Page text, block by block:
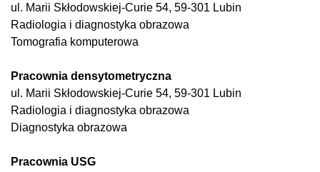
ul. Marii Skłodowskiej-Curie 54, 59-301 Lubin
Radiologia i diagnostyka obrazowa
Tomografia komputerowa
Pracownia densytometryczna
ul. Marii Skłodowskiej-Curie 54, 59-301 Lubin
Radiologia i diagnostyka obrazowa
Diagnostyka obrazowa
Pracownia USG